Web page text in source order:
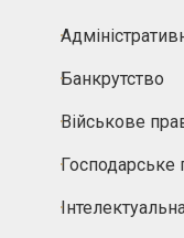
Банкрутство
Військове
Господарське